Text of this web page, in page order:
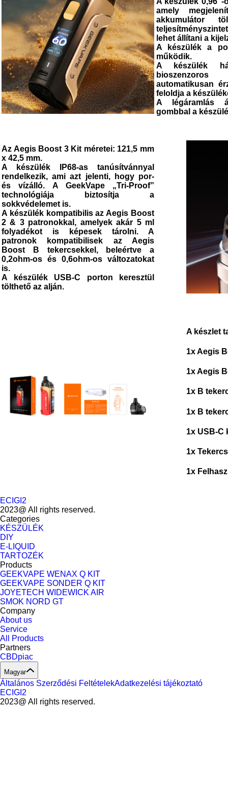
amely
akkumulátor
lehet állítani a
A készülék a
működik.
A készülék
bioszenzoros
automatikusan
feloldja a
A légáramlás
gombbal a
Az Aegis Boost 3 Kit méretei: 121,5 mm
x 42,5 mm.
A készülék
IP68-as tanúsítvánnyal
rendelkezik, ami azt jelenti, hogy por-
és vízálló. A GeekVape „Tri-Proof”
technológiája biztosítja a
sokkvédelemet is.
A készülék kompatibilis azAegis Boost
2 & 3 patronokkal, amelyek akár 5 ml
folyadékot is képesek tárolni. A
patronok kompatibilisek az Aegis
Boost B tekercsekkel,beleértve a
0,2ohm-os és 0,6ohm-os változatokat
is.
A készülék USB-C porton keresztül
tölthető az alján.
A készlet
1x Aegis
1x Aegis
1x B
1x B
1x USB-C
1x
1x
ECIGI2
2023@ All rights reserved.
Categories
KÉSZÜLÉK
DIY
E-LIQUID
TARTOZÉK
Products
GEEKVAPE WENAX Q KIT
GEEKVAPE SONDER Q KIT
JOYETECH WIDEWICK AIR
SMOK NORD GT
Company
About us
Service
All Products
Partners
CBDpiac
Magyar
Általános Szerződési FeltételekAdatkezelési tájékoztató
ECIGI2
2023@ All rights reserved.